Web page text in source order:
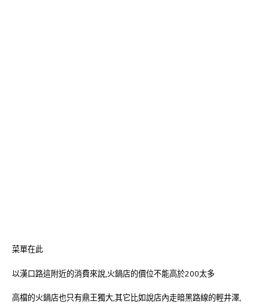
菜單在此
以漢口路這附近的消費來說,火鍋店的價位不能高於200太多
高檔的火鍋店也只有鼎王獨大,其它比如說店內走暗黑路線的輕井澤,